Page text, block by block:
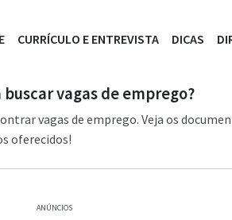
CURRÍCULO E ENTREVISTA DICAS
vagas de emprego?
vagas de emprego. Veja os
oferecidos!
ANÚNCIOS